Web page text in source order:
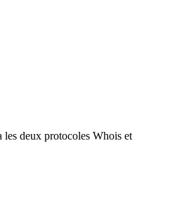
deux protocoles Whois et